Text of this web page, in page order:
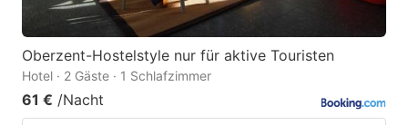
Oberzent-Hostelstyle nur für aktive Touristen
Hotel · 2 Gäste · 1 Schlafzimmer
61 € /Nacht